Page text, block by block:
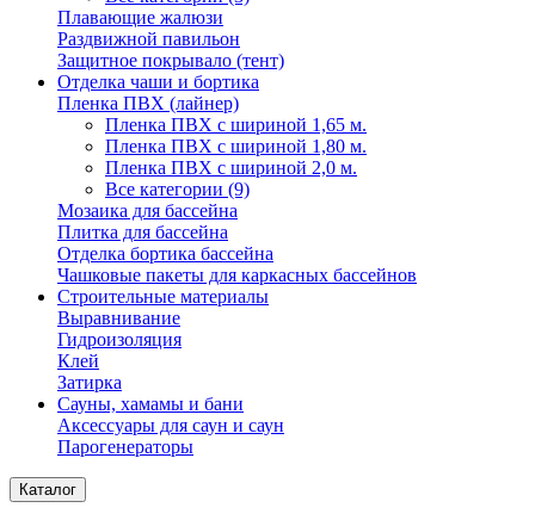
Плавающие жалюзи
Раздвижной павильон
Защитное покрывало (тент)
Отделка чаши и бортика
Пленка ПВХ (лайнер)
Пленка ПВХ с шириной 1,65 м.
Пленка ПВХ с шириной 1,80 м.
Пленка ПВХ с шириной 2,0 м.
Все категории (9)
Мозаика для бассейна
Плитка для бассейна
Отделка бортика бассейна
Чашковые пакеты для каркасных бассейнов
Строительные материалы
Выравнивание
Гидроизоляция
Клей
Затирка
Сауны, хамамы и бани
Аксессуары для саун и саун
Парогенераторы
Каталог